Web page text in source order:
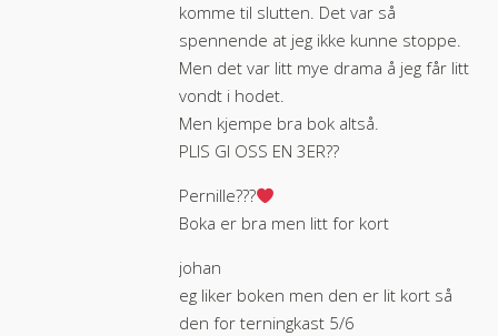
komme til slutten. Det var så
spennende at jeg ikke kunne stoppe.
Men det var litt mye drama å jeg får litt
vondt i hodet.
Men kjempe bra bok altså.
PLIS GI OSS EN 3ER??
Pernille???
Boka er bra men litt for kort
johan
eg liker boken men den er lit kort så
den for terningkast 5/6